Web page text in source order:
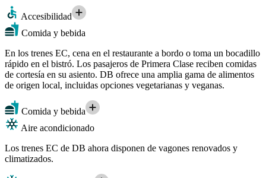
Accesibilidad
Comida y bebida
En los trenes EC, cena en el restaurante a bordo o toma un bocadillo
rápido en el bistró. Los pasajeros de Primera Clase reciben comidas
de cortesía en su asiento. DB ofrece una amplia gama de alimentos
de origen local, incluidas opciones vegetarianas y veganas.
Comida y bebida
Aire acondicionado
Los trenes EC de DB ahora disponen de vagones renovados y
climatizados.